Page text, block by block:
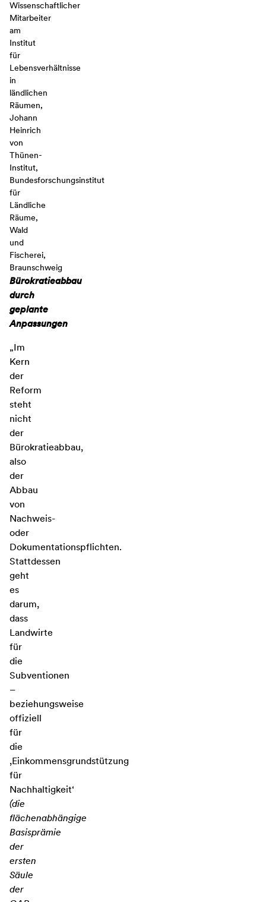
Wissenschaftlicher
Mitarbeiter
am
Institut
für
Lebensverhältnisse
in
ländlichen
Räumen,
Johann
Heinrich
von
Thünen-
Institut,
Bundesforschungsinstitut
für
Ländliche
Räume,
Wald
und
Fischerei,
Braunschweig
Bürokratieabbau
durch
geplante
Anpassungen
„Im
Kern
der
Reform
steht
nicht
der
Bürokratieabbau,
also
der
Abbau
von
Nachweis-
oder
Dokumentationspflichten.
Stattdessen
geht
es
darum,
dass
Landwirte
für
die
Subventionen
–
beziehungsweise
offiziell
für
die
,Einkommensgrundstützung
für
Nachhaltigkeit‘
(die
flächenabhängige
Basisprämie
der
ersten
Säule
der